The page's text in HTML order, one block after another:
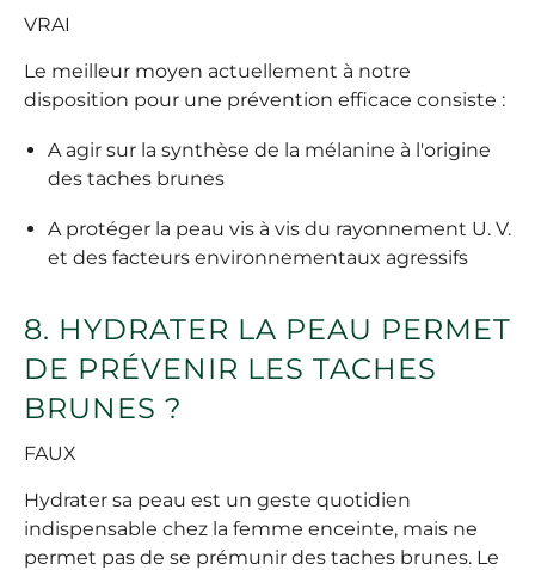
VRAI
Le meilleur moyen actuellement à notre
disposition pour une prévention efficace consiste :
A agir sur la synthèse de la mélanine à l'origine
des taches brunes
A protéger la peau vis à vis du rayonnement U. V.
et des facteurs environnementaux agressifs
8. HYDRATER LA PEAU PERMET
DE PRÉVENIR LES TACHES
BRUNES ?
FAUX
Hydrater sa peau est un geste quotidien
indispensable chez la femme enceinte, mais ne
permet pas de se prémunir des taches brunes. Le